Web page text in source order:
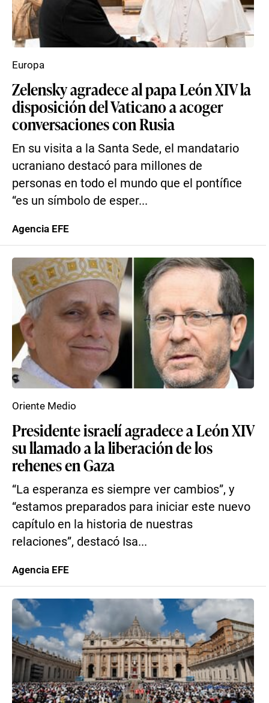
Zelensky agradece al papa León XIV la
disposición del Vaticano a acoger
conversaciones con Rusia
En su visita a la Santa Sede, el mandatario
ucraniano destacó para millones de
personas en todo el mundo que el pontífice
“es un símbolo de esper...
Europa
Agencia EFE
Presidente israelí agradece a León XIV
su llamado a la liberación de los
rehenes en Gaza
“La esperanza es siempre ver cambios”, y
“estamos preparados para iniciar este nuevo
capítulo en la historia de nuestras
relaciones”, destacó Isa...
Oriente Medio
Agencia EFE